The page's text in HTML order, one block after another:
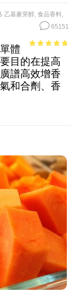
乙基麥芽醇, 食品香料,
65151
5
體
目的在提高
譜高效增香
和合劑、香